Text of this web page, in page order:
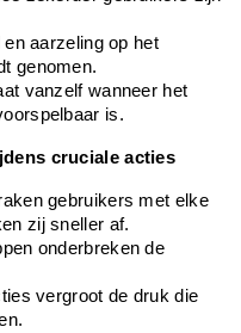
aarzeling op het
genomen.
vanzelf wanneer het
is.
cruciale acties
gebruikers met elke
zij sneller af.
onderbreken de
vergroot de druk die